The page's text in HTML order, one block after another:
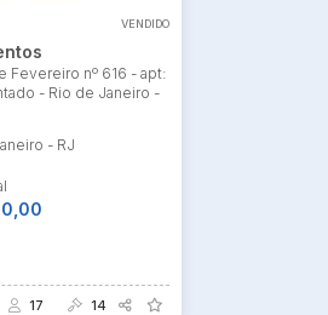
VENDIDO
Fevereiro nº 616 - apt:
- Rio de Janeiro -
- RJ
17 14